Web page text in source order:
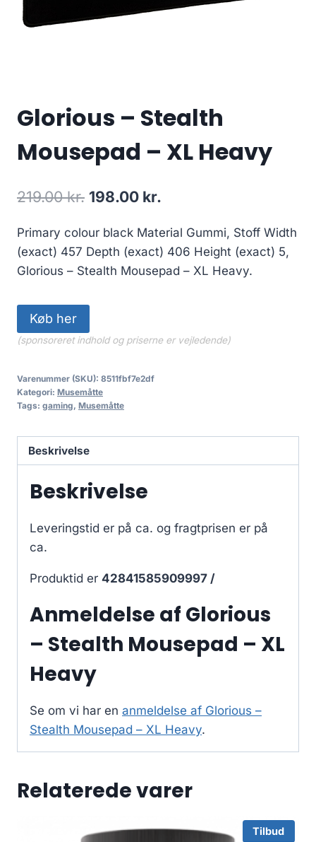
Glorious – Stealth
Mousepad – XL Heavy
219.00kr. Original
was:
219.00 kr..
198.00 kr.
is:
198.00 kr..
Primary colour black Material Gummi, Stoff Width
(exact) 457 Depth (exact) 406 Height (exact) 5,
Glorious – Stealth Mousepad – XL Heavy.
Køb her
(sponsoreret indhold og priserne er vejledende)
Varenummer (SKU): 8511fbf7e2df
Kategori: Musemåtte
Tags: gaming, Musemåtte
Beskrivelse
Beskrivelse
Leveringstid er på ca. og fragtprisen er på
ca.
Produktid er 42841585909997 /
Anmeldelse af Glorious
– Stealth Mousepad – XL
Heavy
Se om vi har en anmeldelse af Glorious –
Stealth Mousepad – XL Heavy.
Relaterede varer
Tilbud